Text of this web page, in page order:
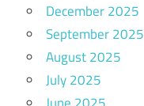
December 2025
September 2025
August 2025
July 2025